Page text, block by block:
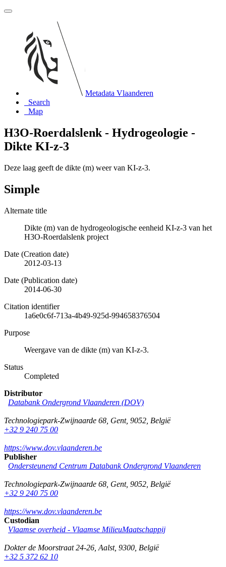
Metadata Vlaanderen
Search
Map
H3O-Roerdalslenk - Hydrogeologie -
Dikte KI-z-3
Deze laag geeft de dikte (m) weer van KI-z-3.
Simple
Alternate title
Dikte (m) van de hydrogeologische eenheid KI-z-3 van het
H3O-Roerdalslenk project
Date (Creation date)
2012-03-13
Date (Publication date)
2014-06-30
Citation identifier
1a6e0c6f-713a-4b49-925d-994658376504
Purpose
Weergave van de dikte (m) van KI-z-3.
Status
Completed
Distributor
Databank Ondergrond Vlaanderen (DOV)
Technologiepark-Zwijnaarde 68 Gent, 9052 België
+32 9 240 75 00
https://www.dov.vlaanderen.be
Publisher
Ondersteunend Centrum Databank Ondergrond Vlaanderen
Technologiepark-Zwijnaarde 68 Gent, 9052 België
+32 9 240 75 00
https://www.dov.vlaanderen.be
Custodian
Vlaamse overheid - Vlaamse MilieuMaatschappij
Dokter de Moorstraat 24-26 Aalst, 9300 België
+32 5 372 62 10